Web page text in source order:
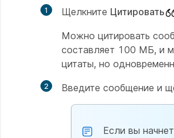
1 Щелкните Цитировать
Можно цитировать
составляет 100 МБ, и
цитаты, но
2 Введите сообщение и
Если вы